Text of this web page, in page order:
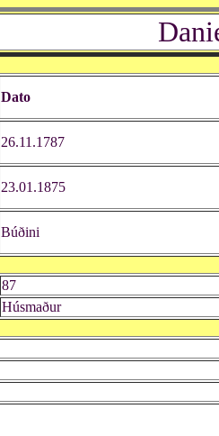
Dato
26.11.1787
23.01.1875
Búðini
87
Húsmaður